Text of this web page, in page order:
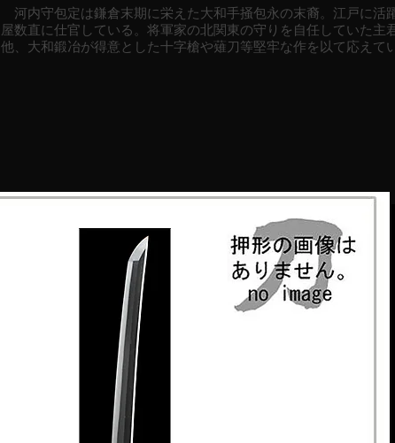
河内守包定は鎌倉末期に栄えた大和手掻包永の末裔。江戸に活
屋数直に仕官している。将軍家の北関東の守りを自任していた主
他、大和鍛冶が得意とした十字槍や薙刀等堅牢な作を以て応えて